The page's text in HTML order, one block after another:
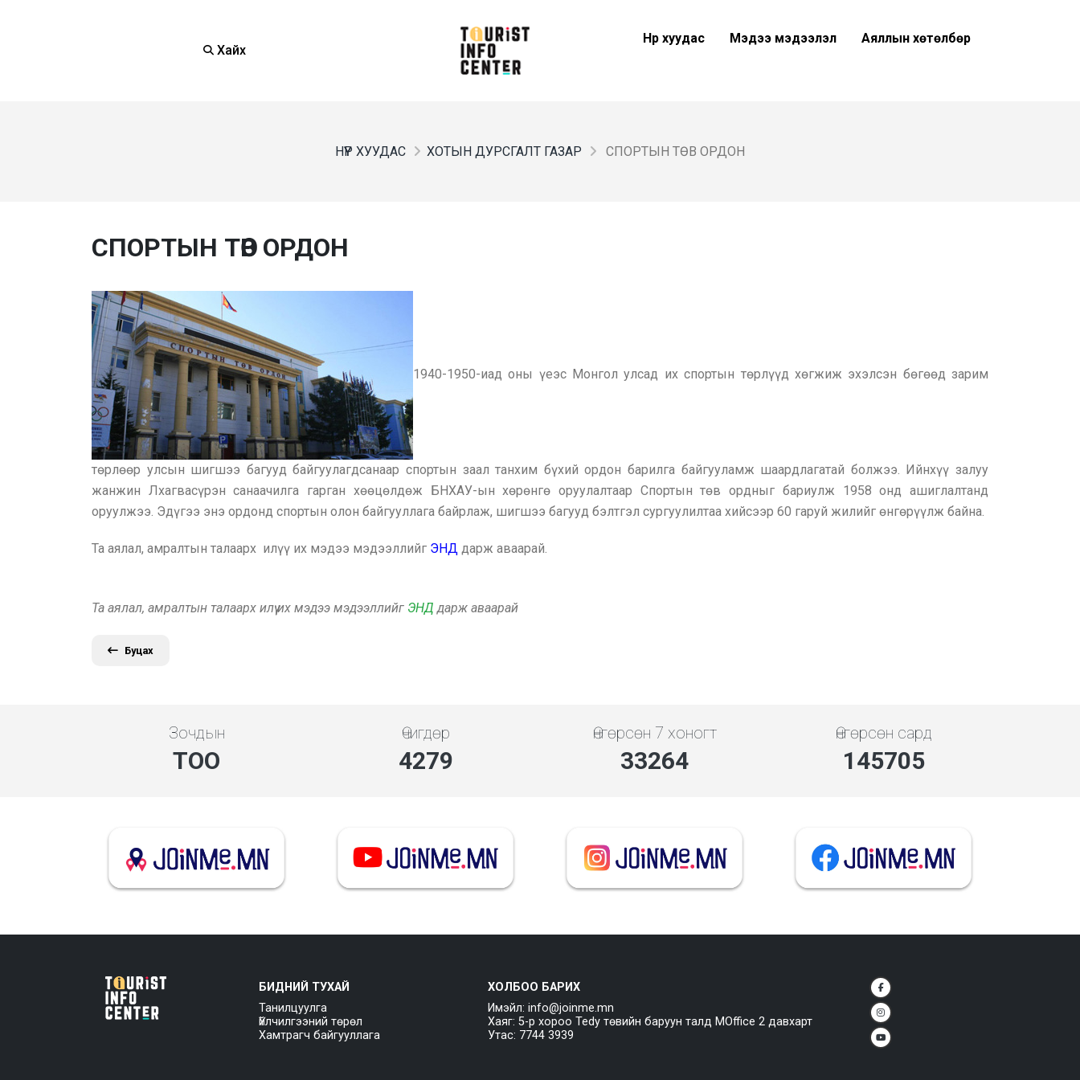
Хайх
Нүүр хуудас Мэдээ мэдээлэл Аяллын хөтөлбөр
НҮҮР ХУУДАС ХОТЫН ДУРСГАЛТ ГАЗАР СПОРТЫН ТӨВ ОРДОН
СПОРТЫН ТӨВ ОРДОН
1940-1950-иад оны үеэс Монгол улсад их спортын төрлүүд хөгжиж эхэлсэн бөгөөд зарим
төрлөөр улсын шигшээ багууд байгуулагдсанаар спортын заал танхим бүхий ордон барилга байгууламж шаардлагатай болжээ. Ийнхүү залуу
жанжин Лхагвасүрэн санаачилга гарган хөөцөлдөж БНХАУ-ын хөрөнгө оруулалтаар Спортын төв ордныг бариулж 1958 онд ашиглалтанд
оруулжээ. Эдүгээ энэ ордонд спортын олон байгууллага байрлаж, шигшээ багууд бэлтгэл сургуулилтаа хийсээр 60 гаруй жилийг өнгөрүүлж байна.
Та аялал, амралтын талаарх илүү их мэдээ мэдээллийг ЭНД дарж аваарай.
Та аялал, амралтын талаарх илүү их мэдээ мэдээллийг ЭНД дарж аваарай
Буцах
Зочдын
ТОО
Өчигдөр
4279
Өнгөрсөн 7 хоногт
33264
Өнгөрсөн сард
145705
БИДНИЙ ТУХАЙ
Танилцуулга
Үйлчилгээний төрөл
Хамтрагч байгууллага
ХОЛБОО БАРИХ
Имэйл: info@joinme.mn
Хаяг: 5-р хороо Tedy төвийн баруун талд MOffice 2 давхарт
Утас: 7744 3939